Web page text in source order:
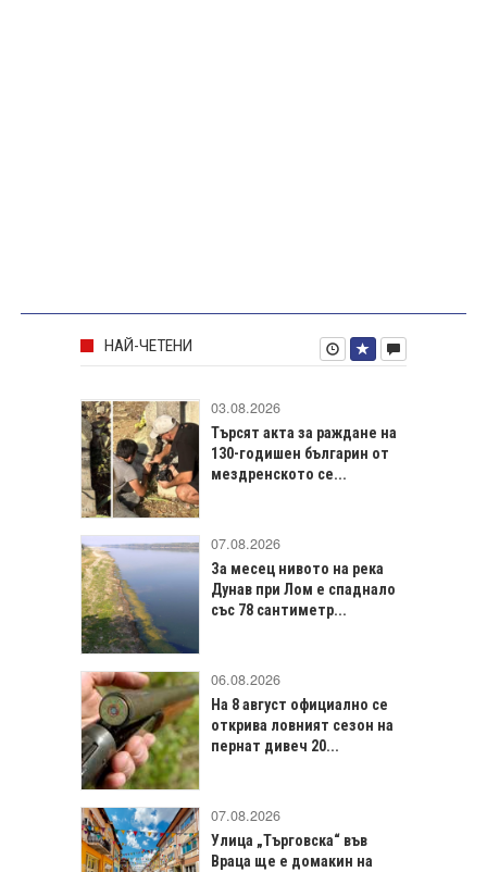
НАЙ-ЧЕТЕНИ
03.08.2026
Търсят акта за раждане на
130-годишен българин от
мездренското се...
07.08.2026
За месец нивото на река
Дунав при Лом е спаднало
със 78 сантиметр...
06.08.2026
На 8 август официално се
открива ловният сезон на
пернат дивеч 20...
07.08.2026
Улица „Търговска“ във
Враца щe е домакин на